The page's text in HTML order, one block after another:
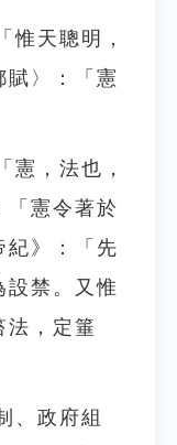
惟天聰明，
賦〉：「憲
憲，法也，
「憲令著於
紀》：「先
設禁。又惟
法，定箠
、政府組